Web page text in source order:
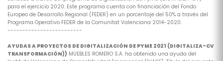
para el ejercicio 2020. Este programa cuenta con financiación del Fondo
Europeo de Desarrollo Regional (FEDER) en un porcentaje del 50% a través del
Programa Operativo FEDER de la Comunitat Valenciana 2014-2020.
-------------------------
AYUDAS A PROYECTOS DE DIGITALIZACIÓN DE PYME 2021 (DIGITALIZA-CV
TRANSFORMACIÓN)) MUEBLES ROMERO S.A. ha obtenido una ayuda del